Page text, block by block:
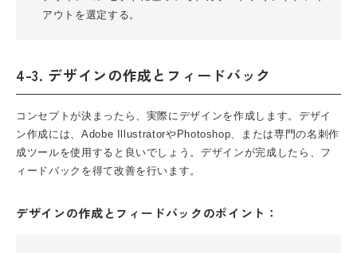
アウトを選定する。
4-3. デザインの作成とフィードバック
コンセプトが決まったら、実際にデザインを作成します。デザイ
ン作成には、Adobe IllustratorやPhotoshop、または専門の名刺作
成ツールを使用すると良いでしょう。デザインが完成したら、フ
ィードバックを得て改善を行います。
デザインの作成とフィードバックのポイント：